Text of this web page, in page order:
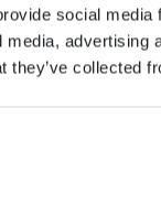
social
they’ve collected